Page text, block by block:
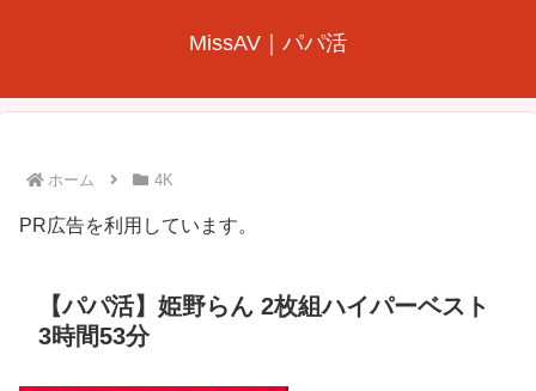
MissAV｜パパ活
ホーム 4K
PR広告を利用しています。
【パパ活】姫野らん 2枚組ハイパーベスト
3時間53分